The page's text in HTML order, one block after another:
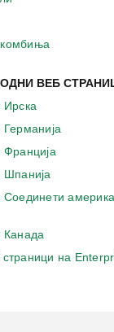
ВЕБ
Ирска
Шпанија
Соединети
Канада
страници на